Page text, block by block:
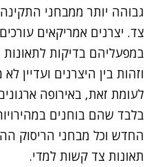
גבוהה יותר ממבחני
צד. יצרנים אמריקאים
במפעליהם בדיקות לתאונות
וזהות בין היצרנים ועדיין
בלבד שהם בוחנים
החדש וכל מבחני הריסוק
תאונות צד קשות למדי.